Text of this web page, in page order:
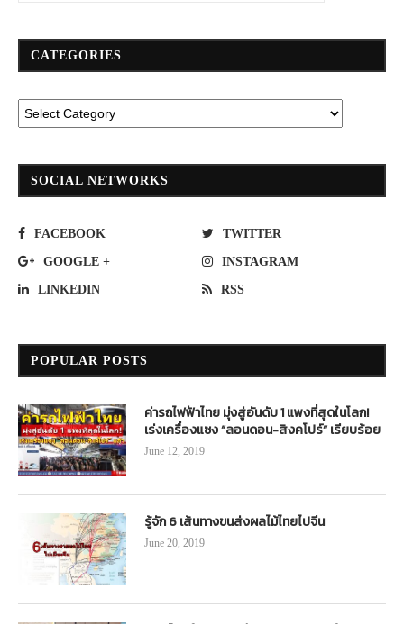
CATEGORIES
SOCIAL NETWORKS
FACEBOOK TWITTER
GOOGLE + INSTAGRAM
LINKEDIN RSS
POPULAR POSTS
ค่ารถไฟฟ้าไทย มุ่งสู่อันดับ 1 แพงที่สุดในโลก!
เร่งเครื่องแซง “ลอนดอน-สิงคโปร์” เรียบร้อย
June 12, 2019
รู้จัก 6 เส้นทางขนส่งผลไม้ไทยไปจีน
June 20, 2019